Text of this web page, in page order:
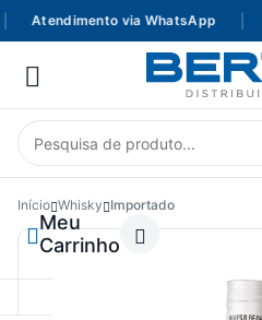
Atendimento via WhatsApp
Meu
Carrinho
Início Whisky Importado